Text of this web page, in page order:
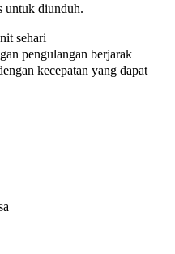
untuk diunduh.
sehari
pengulangan berjarak
kecepatan yang dapat